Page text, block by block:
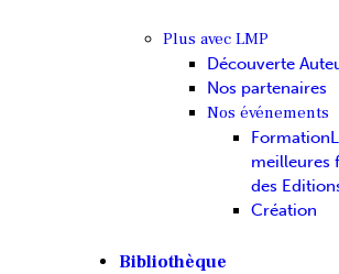
Plus avec LMP
Découverte
Nos partenaires
Nos événements
Formation
meilleures
des
Création
Bibliothèque